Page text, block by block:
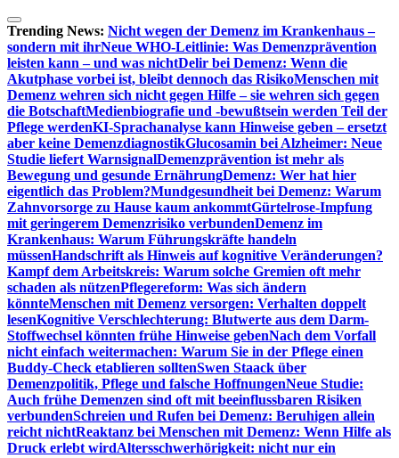
Zum
Inhalt
springen
Trending News: Nicht wegen der Demenz im Krankenhaus –
sondern mit ihrNeue WHO-Leitlinie: Was Demenzprävention
leisten kann – und was nichtDelir bei Demenz: Wenn die
Akutphase vorbei ist, bleibt dennoch das RisikoMenschen mit
Demenz wehren sich nicht gegen Hilfe – sie wehren sich gegen
die BotschaftMedienbiografie und -bewußtsein werden Teil der
Pflege werdenKI-Sprachanalyse kann Hinweise geben – ersetzt
aber keine DemenzdiagnostikGlucosamin bei Alzheimer: Neue
Studie liefert WarnsignalDemenzprävention ist mehr als
Bewegung und gesunde ErnährungDemenz: Wer hat hier
eigentlich das Problem?Mundgesundheit bei Demenz: Warum
Zahnvorsorge zu Hause kaum ankommtGürtelrose-Impfung
mit geringerem Demenzrisiko verbundenDemenz im
Krankenhaus: Warum Führungskräfte handeln
müssenHandschrift als Hinweis auf kognitive Veränderungen?
Kampf dem Arbeitskreis: Warum solche Gremien oft mehr
schaden als nützenPflegereform: Was sich ändern
könnteMenschen mit Demenz versorgen: Verhalten doppelt
lesenKognitive Verschlechterung: Blutwerte aus dem Darm-
Stoffwechsel könnten frühe Hinweise gebenNach dem Vorfall
nicht einfach weitermachen: Warum Sie in der Pflege einen
Buddy-Check etablieren solltenSwen Staack über
Demenzpolitik, Pflege und falsche HoffnungenNeue Studie:
Auch frühe Demenzen sind oft mit beeinflussbaren Risiken
verbundenSchreien und Rufen bei Demenz: Beruhigen allein
reicht nichtReaktanz bei Menschen mit Demenz: Wenn Hilfe als
Druck erlebt wirdAltersschwerhörigkeit: nicht nur ein